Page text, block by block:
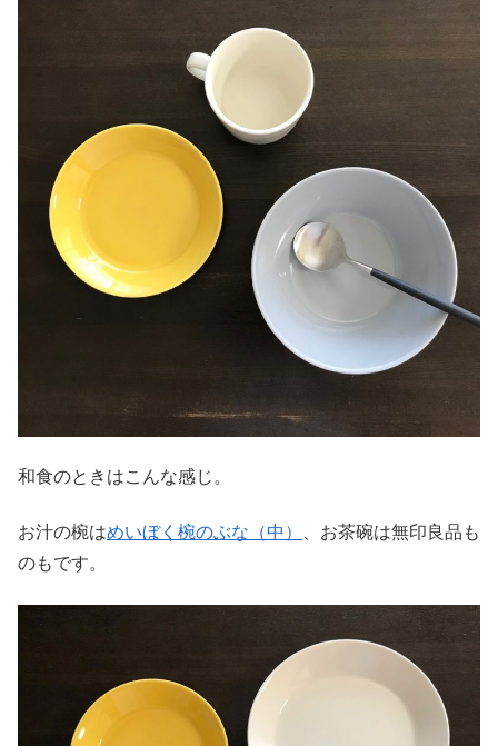
和食のときはこんな感じ。
お汁の椀はめいぼく椀のぶな（中）
、お茶碗は無印良品も
のもです。